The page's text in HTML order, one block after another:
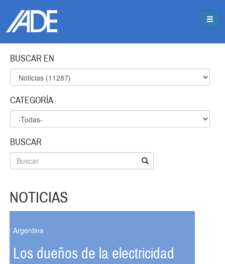
BUSCAR EN
CATEGORÍA
BUSCAR
NOTICIAS
Argentina
Los dueños de la electricidad